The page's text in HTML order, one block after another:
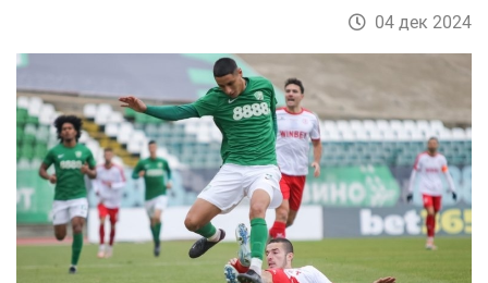
04 дек 2024